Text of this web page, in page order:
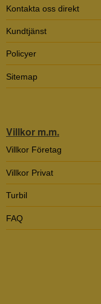
Kontakta oss direkt
Kundtjänst
Policyer
Sitemap
Villkor m.m.
Villkor Företag
Villkor Privat
Turbil
FAQ